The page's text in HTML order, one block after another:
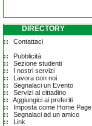
DIRECTORY
Contattaci
Pubblicità
Sezione studenti
I nostri servizi
Lavora con noi
Segnalaci un Evento
Servizi al cittadino
Aggiungici ai preferiti
Imposta come Home Page
Segnalaci ad un amico
Link